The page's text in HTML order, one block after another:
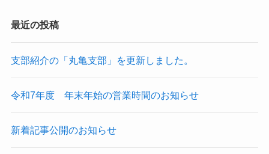
最近の投稿
支部紹介の「丸亀支部」を更新しました。
令和7年度 年末年始の営業時間のお知らせ
新着記事公開のお知らせ